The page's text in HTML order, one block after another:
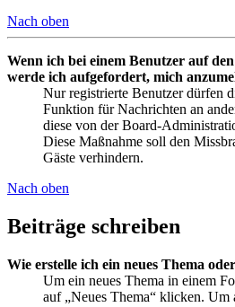
Nach oben
Wenn ich bei einem Benutzer auf
werde ich aufgefordert, mich
Nur registrierte Benutzer dürfen
Funktion für Nachrichten an
diese von der Board-
Diese Maßnahme soll den
Gäste verhindern.
Nach oben
Beiträge schreiben
Wie erstelle ich ein neues Thema
Um ein neues Thema in einem
auf „Neues Thema“ klicken. Um